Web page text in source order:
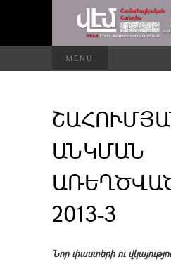
MENU
ԱՆԿՄԱՆ
2013-3
Նոր փաստերի ու